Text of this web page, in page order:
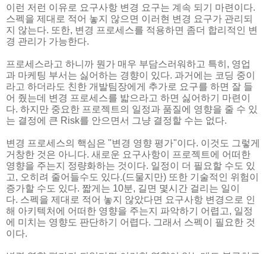
이런 저런 이유로 요구사항 변경 요구는 계속 되기 마련이다.
스펙을 제대로 적어 놓지 않으면 이러현 변경 요구가 관리되
지 않는다. 또한, 변경 프로세스를 적용하면 좀더 합리적인 변
경 관리가 가능한다.
프로세스라고 하니까 뭔가 매우 부담스러워하고 특히, 영업
과 마케팅 부서는 싫어하는 경향이 있다. 과거에는 코딩 중이
라고 하더라도 친한 개발팀장에게 추가로 요구를 하면 잘 들
어 줬는데 변경 프로세스를 밟으라고 하면 싫어하기 마련이
다. 하지만 중요한 프로젝트의 일정과 품질에 영향을 줄 수 있
는 결정에 큰 Risk를 안으면서 그냥 결정할 수는 없다.
변경 프로세스의 핵심은 "변경 영향 평가"이다. 이것도 그렇게
거창한 것은 아니다. 새로운 요구사항이 프로젝트에 어떠한
영향을 주는지 정량화하는 것이다. 일정이 더 필요할 수도 있
고, 오히려 줄어들수도 있다.(드물지만) 또한 기술적인 위험이
증가할 수도 있다. 짧게는 10분, 길면 몇시간 걸리는 일이
다. 스펙을 제대로 적어 놓지 않았다면 요구사항 변경으로 인
해 아키텍처에 어떠한 영향을 주는지 파악하기 어렵고, 일정
에 미치는 영향도 판단하기 어렵다. 그래서 스펙이 필요한 것
이다.